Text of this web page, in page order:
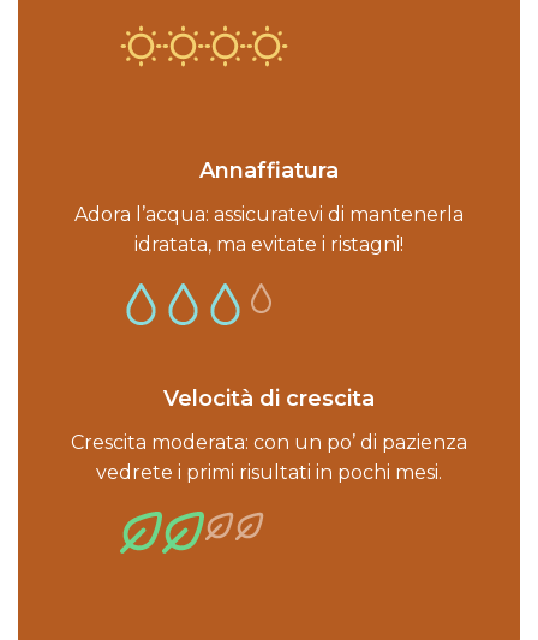
Annaffiatura
Adora l’acqua: assicuratevi di mantenerla
idratata, ma evitate i ristagni!
Velocità di crescita
Crescita moderata: con un po’ di pazienza
vedrete i primi risultati in pochi mesi.